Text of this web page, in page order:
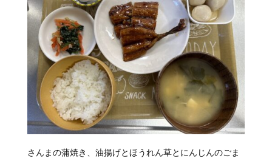
さんまの蒲焼き、油揚げとほうれん草とにんじんのごま